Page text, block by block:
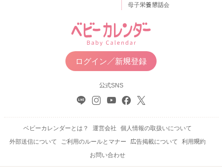
母子栄養懇話会
ログイン／新規登録
公式SNS
ベビーカレンダーとは？ 運営会社
個人情報の取扱いについて
外部送信について
ご利用のルールとマナー 広告掲載について
利用規約
お問い合わせ